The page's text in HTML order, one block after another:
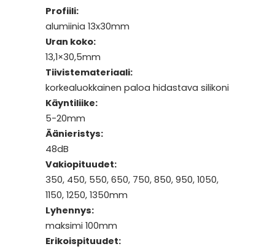
Profiili:
alumiinia 13x30mm
Uran koko:
13,1×30,5mm
Tiivistemateriaali:
korkealuokkainen paloa hidastava silikoni
Käyntiliike:
5-20mm
Äänieristys:
48dB
Vakiopituudet:
350, 450, 550, 650, 750, 850, 950, 1050,
1150, 1250, 1350mm
Lyhennys:
maksimi 100mm
Erikoispituudet: